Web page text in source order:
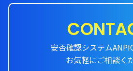
安否確認システム
お気軽にご相談く